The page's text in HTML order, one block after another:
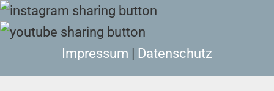
Impressum | Datenschutz